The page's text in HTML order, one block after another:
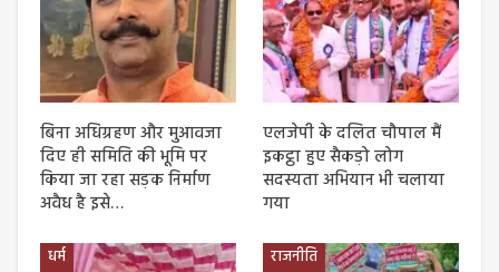
बिना अधिग्रहण और मुआवजा
दिए ही समिति की भूमि पर
किया जा रहा सड़क निर्माण
अवैध है इसे…
एलजेपी के दलित चौपाल मैं
इकट्ठा हुए सैकड़ो लोग
सदस्यता अभियान भी चलाया
गया
धर्म राजनीति